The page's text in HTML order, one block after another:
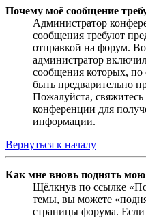
Почему моё сообщение
Администратор
сообщения требуют
отправкой на форум.
администратор
сообщения которых,
быть предварительно
Пожалуйста,
конференции для
информации.
Вернуться к началу
Как мне вновь поднять мою
Щёлкнув по ссылке
темы, вы можете
страницы форума. Если